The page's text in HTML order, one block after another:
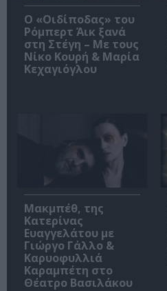
O «Οιδίποδας» του
Ρόμπερτ Άικ ξανά
στη Στέγη – Με τους
Νίκο Κουρή & Μαρία
Κεχαγιόγλου
Μακμπέθ, της
Κατερίνας
Ευαγγελάτου με
Γιώργο Γάλλο &
Καρυοφυλλιά
Καραμπέτη στο
Θέατρο Βασιλάκου